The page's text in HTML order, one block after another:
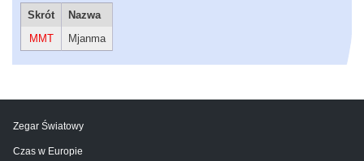
Skrót
Nazwa
MMT
Mjanma
Zegar Światowy
Czas w Europie